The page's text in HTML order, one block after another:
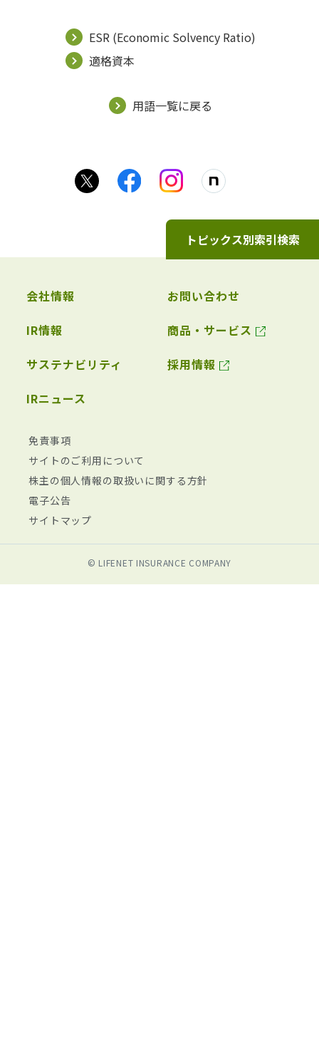
ESR (Economic Solvency Ratio)
適格資本
用語一覧に戻る
トピックス別索引検索
会社情報
お問い合わせ
IR情報
商品・サービス
サステナビリティ
採用情報
IRニュース
免責事項
サイトのご利用について
株主の個人情報の取扱いに関する方針
電子公告
サイトマップ
© LIFENET INSURANCE COMPANY